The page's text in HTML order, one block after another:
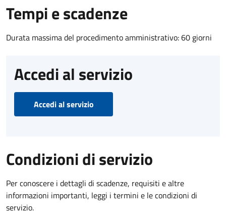
Tempi e scadenze
Durata massima del procedimento amministrativo: 60 giorni
Accedi al servizio
Accedi al servizio
Condizioni di servizio
Per conoscere i dettagli di scadenze, requisiti e altre
informazioni importanti, leggi i termini e le condizioni di
servizio.